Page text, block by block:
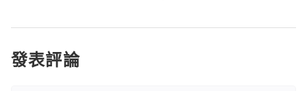
發表評論